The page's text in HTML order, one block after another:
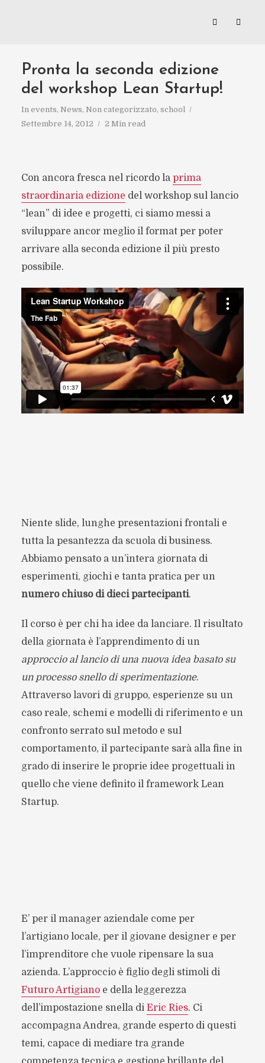
Pronta la seconda edizione
del workshop Lean Startup!
In events, News, Non categorizzato, school
Settembre 14, 2012
2 Min read
Con ancora fresca nel ricordo la prima
straordinaria edizione del workshop sul lancio
“lean” di idee e progetti, ci siamo messi a
sviluppare ancor meglio il format per poter
arrivare alla seconda edizione il più presto
possibile.
Niente slide, lunghe presentazioni frontali e
tutta la pesantezza da scuola di business.
Abbiamo pensato a un’intera giornata di
esperimenti, giochi e tanta pratica per un
numero chiuso di dieci partecipanti.
Il corso è per chi ha idee da lanciare. Il risultato
della giornata è l’apprendimento di un
approccio al lancio di una nuova idea basato su
un processo snello di sperimentazione.
Attraverso lavori di gruppo, esperienze su un
caso reale, schemi e modelli di riferimento e un
confronto serrato sul metodo e sul
comportamento, il partecipante sarà alla fine in
grado di inserire le proprie idee progettuali in
quello che viene definito il framework Lean
Startup.
E’ per il manager aziendale come per
l’artigiano locale, per il giovane designer e per
l’imprenditore che vuole ripensare la sua
azienda. L’approccio è figlio degli stimoli di
Futuro Artigianoe della leggerezza
dell’impostazione snella di Eric Ries. Ci
accompagna Andrea, grande esperto di questi
temi, capace di mediare tra grande